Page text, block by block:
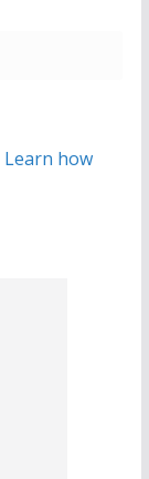
Learn how